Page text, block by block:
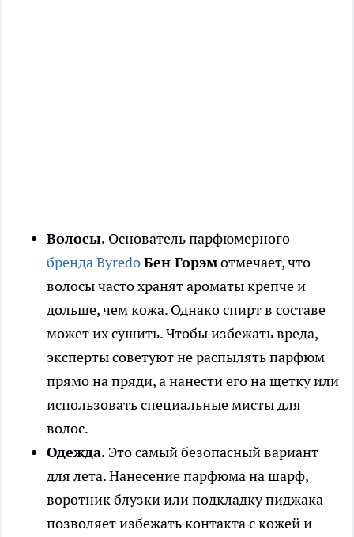
Волосы. Основатель парфюмерного
бренда ByredoБен Горэмотмечает, что
волосы часто хранят ароматы крепче и
дольше, чем кожа. Однако спирт в составе
может их сушить. Чтобы избежать вреда,
эксперты советуют не распылять парфюм
прямо на пряди, а нанести его на щетку или
использовать специальные мисты для
волос.
Одежда. Это самый безопасный вариант
для лета. Нанесение парфюма на шарф,
воротник блузки или подкладку пиджака
позволяет избежать контакта с кожей и